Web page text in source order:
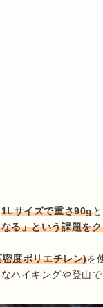
1Lサイズで重さ90g
る」という課題を
度ポリエチレン)を
ハイキングや登山で